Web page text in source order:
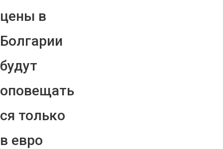
цены в
Болгарии
будут
оповещать
ся только
в евро